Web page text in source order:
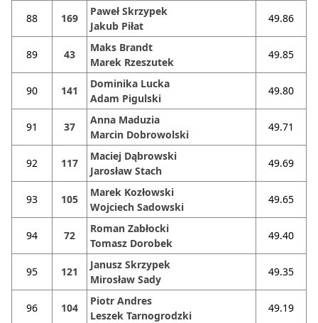
88 169
Paweł Skrzypek
Jakub Piłat
49.86
89 43
Maks Brandt
Marek Rzeszutek
49.85
90 141
Dominika Lucka
Adam Pigulski
49.80
91 37
Anna Maduzia
Marcin Dobrowolski
49.71
92 117
Maciej Dąbrowski
Jarosław Stach
49.69
93 105
Marek Kozłowski
Wojciech Sadowski
49.65
94 72
Roman Zabłocki
Tomasz Dorobek
49.40
95 121
Janusz Skrzypek
Mirosław Sady
49.35
96 104
Piotr Andres
Leszek Tarnogrodzki
49.19